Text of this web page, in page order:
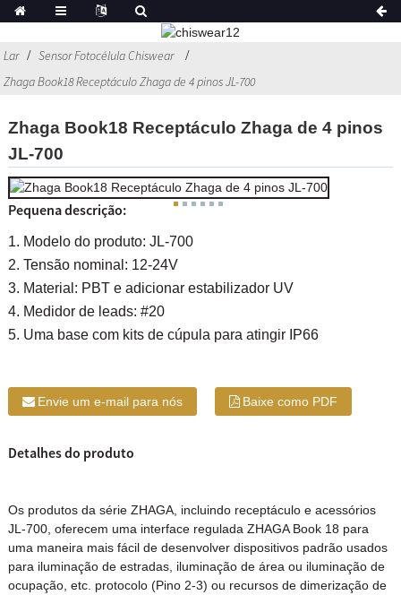
Lar
Sensor Fotocélula Chiswear
Zhaga Book18 Receptáculo Zhaga de 4 pinos JL-700
Zhaga Book18 Receptáculo Zhaga de 4 pinos
JL-700
Pequena descrição:
1. Modelo do produto: JL-700
2. Tensão nominal: 12-24V
3. Material: PBT e adicionar estabilizador UV
4. Medidor de leads: #20
5. Uma base com kits de cúpula para atingir IP66
Envie um e-mail para nós Baixe como PDF
Detalhes do produto
Os produtos da série ZHAGA, incluindo receptáculo e acessórios
JL-700, oferecem uma interface regulada ZHAGA Book 18 para
uma maneira mais fácil de desenvolver dispositivos padrão usados ​​
para iluminação de estradas, iluminação de área ou iluminação de
ocupação, etc. protocolo (Pino 2-3) ou recursos de dimerização de